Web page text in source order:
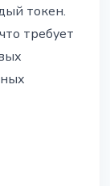
токен.
требует